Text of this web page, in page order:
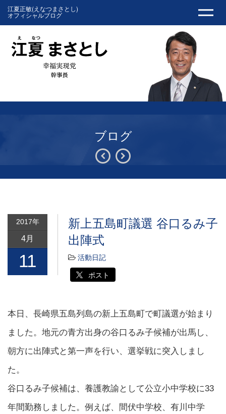
江夏正敏(えなつまさとし)
オフィシャルブログ
ブログ
2017年
4月
11
新上五島町議選 谷口るみ子
出陣式
活動日記
ポスト
本日、長崎県五島列島の新上五島町で町議選が始まり
ました。地元の青方出身の谷口るみ子候補が出馬し、
朝方に出陣式と第一声を行い、選挙戦に突入しまし
た。
谷口るみ子候補は、養護教諭として公立小中学校に33
年間勤務しました。例えば、間伏中学校、有川中学